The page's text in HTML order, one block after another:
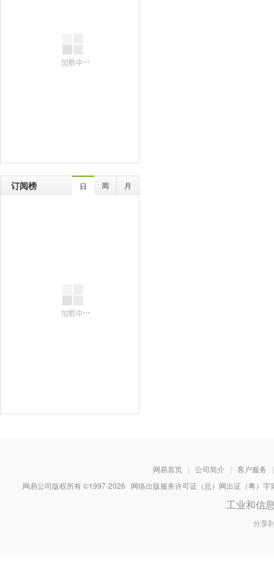
订阅榜 日 周 月
网易首页 | 公司简介 | 客户服务
|
网易公司版权所有 ©1997-2026 网络出版服务许可证（总）网出证（粤）
工业和信
分享